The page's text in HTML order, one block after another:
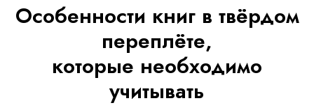
Особенности книг в твёрдом
переплёте,
которые необходимо
учитывать